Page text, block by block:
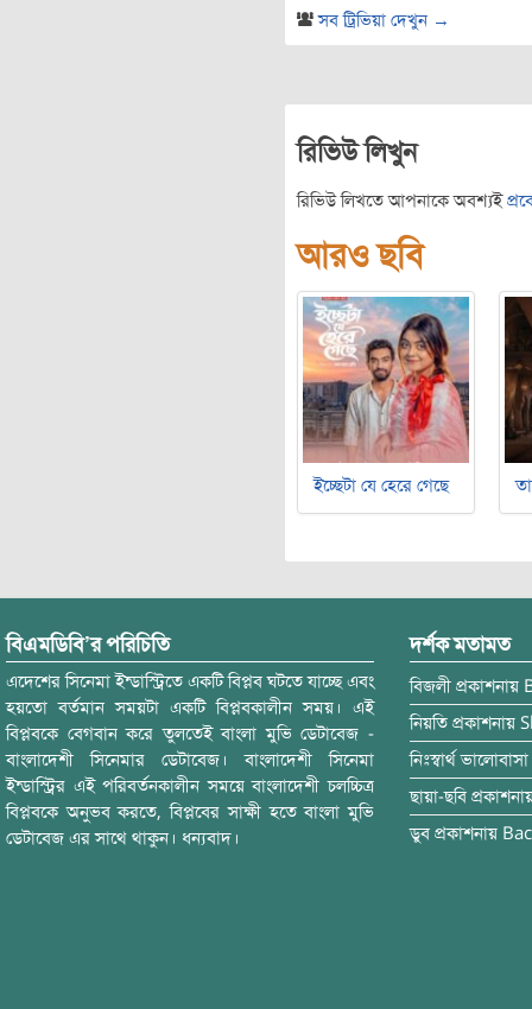
সব ট্রিভিয়া দেখুন →
রিভিউ লিখুন
রিভিউ লিখতে আপনাকে অবশ্যই
আরও ছবি
ইচ্ছেটা যে হেরে গেছে
বিএমডিবি’র পরিচিতি
এদেশের সিনেমা ইন্ডাস্ট্রিতে একটি বিপ্লব ঘটতে যাচ্ছে এবং
হয়তো বর্তমান সময়টা একটি বিপ্লবকালীন সময়। এই
বিপ্লবকে বেগবান করে তুলতেই বাংলা মুভি ডেটাবেজ -
বাংলাদেশী সিনেমার ডেটাবেজ। বাংলাদেশী সিনেমা
ইন্ডাস্ট্রির এই পরিবর্তনকালীন সময়ে বাংলাদেশী চলচ্চিত্র
বিপ্লবকে অনুভব করতে, বিপ্লবের সাক্ষী হতে বাংলা মুভি
ডেটাবেজ এর সাথে থাকুন। ধন্যবাদ।
দর্শক মতামত
বিজলী প্রকাশনায়
নিয়তি প্রকাশনায়
নিঃস্বার্থ ভালোবাসা
ছায়া-ছবি
ডুব প্রকাশনায়